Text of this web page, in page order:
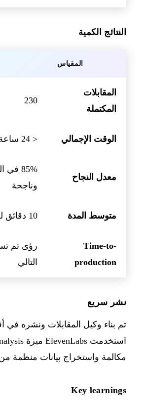
النتائج الكمية
المقياس
المقابلات
المكتملة
230
الوقت الإجمالي < 24 ساعة
معدل النجاح
85%
وناجحة
متوسط المدة 10 دقائق لكل مكالمة
Time-to-
production
رؤى تم
التالي
نشر سريع
تم بناء وكيل المقابلات ونشره
مكالمة واستخراج بيانات منظمة
Key learnings